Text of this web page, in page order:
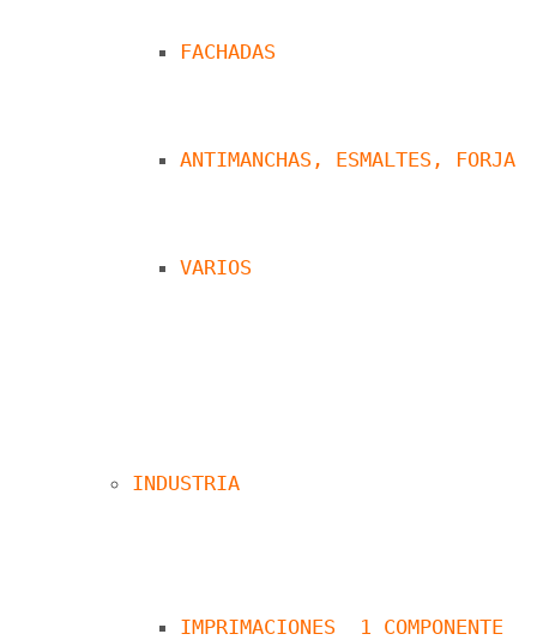
FACHADAS
ANTIMANCHAS, ESMALTES, FORJA
VARIOS
INDUSTRIA
IMPRIMACIONES  1 COMPONENTE